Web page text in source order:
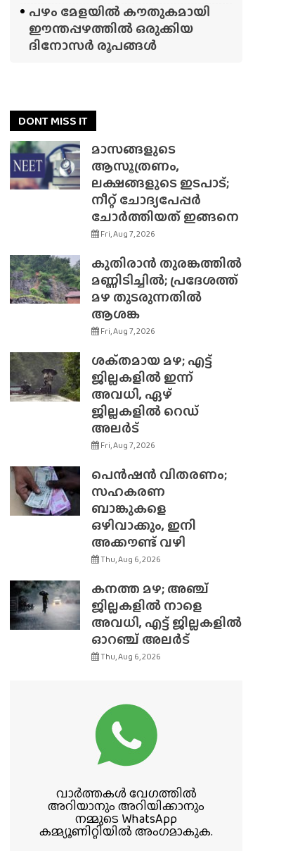
പഴം മേളയിൽ കൗതുകമായി
ഈന്തപ്പഴത്തിൽ ഒരുക്കിയ
ദിനോസർ രൂപങ്ങൾ
DONT MISS IT
മാസങ്ങളുടെ
ആസൂത്രണം,
ലക്ഷങ്ങളുടെ ഇടപാട്;
നീറ്റ് ചോദ്യപേപ്പർ
ചോർത്തിയത് ഇങ്ങനെ
Fri, Aug 7, 2026
കുതിരാൻ തുരങ്കത്തിൽ
മണ്ണിടിച്ചിൽ; പ്രദേശത്ത്
മഴ തുടരുന്നതിൽ
ആശങ്ക
Fri, Aug 7, 2026
ശക്‌തമായ മഴ; എട്ട്
ജില്ലകളിൽ ഇന്ന്
അവധി, ഏഴ്
ജില്ലകളിൽ റെഡ്
അലർട്
Fri, Aug 7, 2026
പെൻഷൻ വിതരണം;
സഹകരണ
ബാങ്കുകളെ
ഒഴിവാക്കും, ഇനി
അക്കൗണ്ട് വഴി
Thu, Aug 6, 2026
കനത്ത മഴ; അഞ്ച്
ജില്ലകളിൽ നാളെ
അവധി, എട്ട് ജില്ലകളിൽ
ഓറഞ്ച് അലർട്
Thu, Aug 6, 2026
വാർത്തകൾ വേഗത്തിൽ
അറിയാനും അറിയിക്കാനും
നമ്മുടെ WhatsApp
കമ്മ്യൂണിറ്റിയിൽ അംഗമാകുക.